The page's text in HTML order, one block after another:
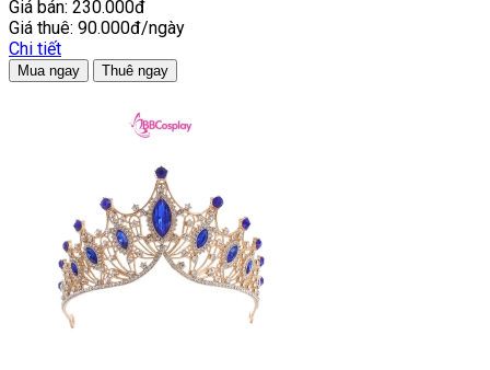
Giá bán: 230.000đ
Giá thuê: 90.000đ/ngày
Chi tiết
Mua ngay Thuê ngay